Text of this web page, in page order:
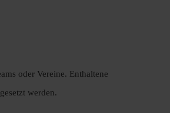
oder Vereine. Enthaltene
werden.